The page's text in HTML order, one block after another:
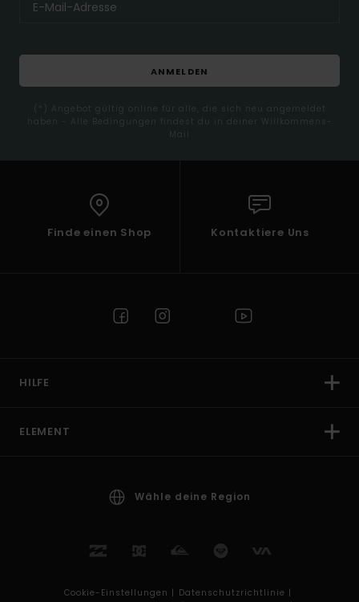
ANMELDEN
(*) Angebot gültig online für alle, die sich neu angemeldet
haben - Alle Bedingungen findest du in deiner Willkommens-
Mail
Finde einen Shop Kontaktiere Uns
HILFE
ELEMENT
Wähle deine Region
Cookie-Einstellungen | Datenschutzrichtlinie |